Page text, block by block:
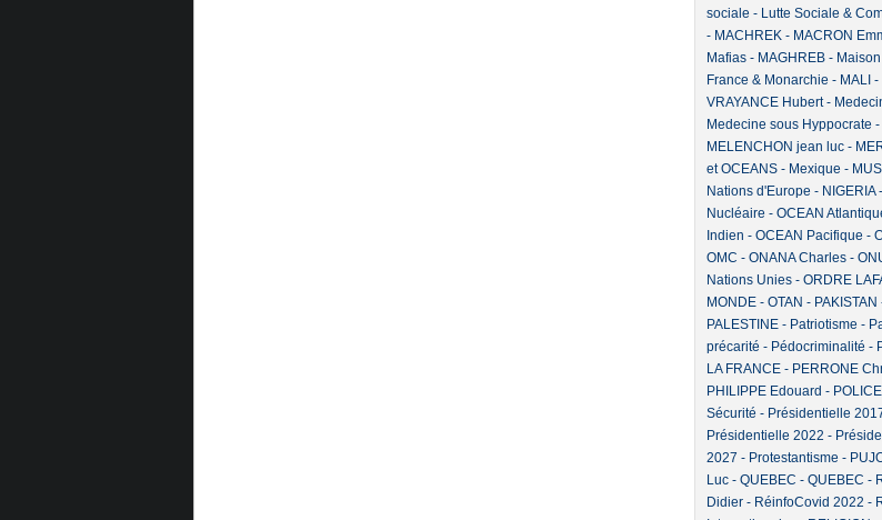
sociale - Lutte Sociale &
- MACHREK- MACRON
Mafias- MAGHREB-
France & Monarchie - MALI -
VRAYANCE Hubert-
Medecine sous Hyppocrate -
MELENCHON jean luc-
et OCEANS- Mexique -
Nations d'Europe - NIGERIA-
Nucléaire - OCEAN
Indien - OCEAN Pacifique -
OMC - ONANA Charles-
Nations Unies- ORDRE
MONDE- OTAN - PAKISTAN
PALESTINE- Patriotisme -
précarité - Pédocriminalité -
LA FRANCE- PERRONE
PHILIPPE Edouard -
Sécurité - Présidentielle
Présidentielle 2022 -
2027 - Protestantisme -
Luc- QUEBEC - QUEBEC -
Didier- RéinfoCovid 2022 -